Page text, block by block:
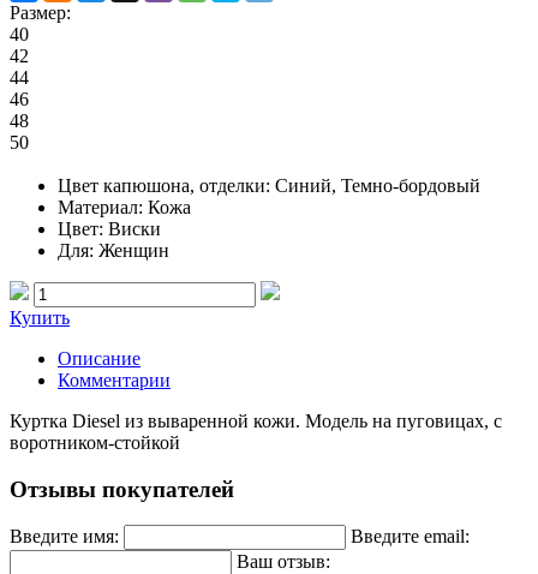
Размер:
40
42
44
46
48
50
Цвет капюшона, отделки: Синий, Темно-бордовый
Материал: Кожа
Цвет: Виски
Для: Женщин
Купить
Описание
Комментарии
Куртка Diesel из вываренной кожи. Модель на пуговицах, с
воротником-стойкой
Отзывы покупателей
Введите имя:
Введите email:
Ваш отзыв: